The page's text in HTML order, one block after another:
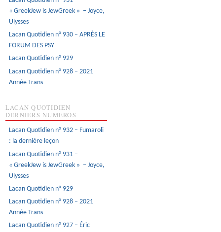
« GreekJew is JewGreek » – Joyce,
Ulysses
Lacan Quotidien n° 930 – APRÈS LE
FORUM DES PSY
Lacan Quotidien n° 929
Lacan Quotidien n° 928 – 2021
Année Trans
LACAN QUOTIDIEN
DERNIERS NUMÉROS
Lacan Quotidien n° 932 – Fumaroli
: la dernière leçon
Lacan Quotidien n° 931 –
« GreekJew is JewGreek » – Joyce,
Ulysses
Lacan Quotidien n° 929
Lacan Quotidien n° 928 – 2021
Année Trans
Lacan Quotidien n° 927 – Éric